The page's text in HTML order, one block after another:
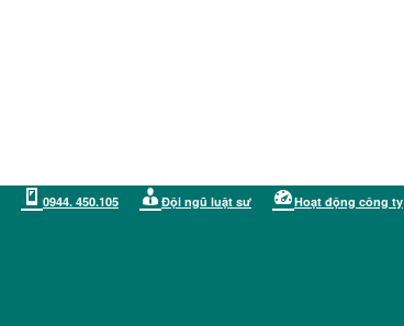
0944. 450.105 Đội ngũ luật sư Hoạt động công ty